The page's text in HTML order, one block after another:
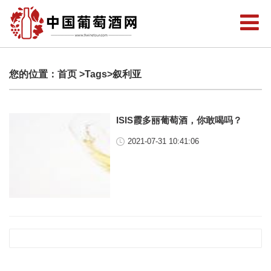
您的位置： 首页 >Tags>叙利亚
ISIS霞多丽葡萄酒，你敢喝吗？
2021-07-31 10:41:06